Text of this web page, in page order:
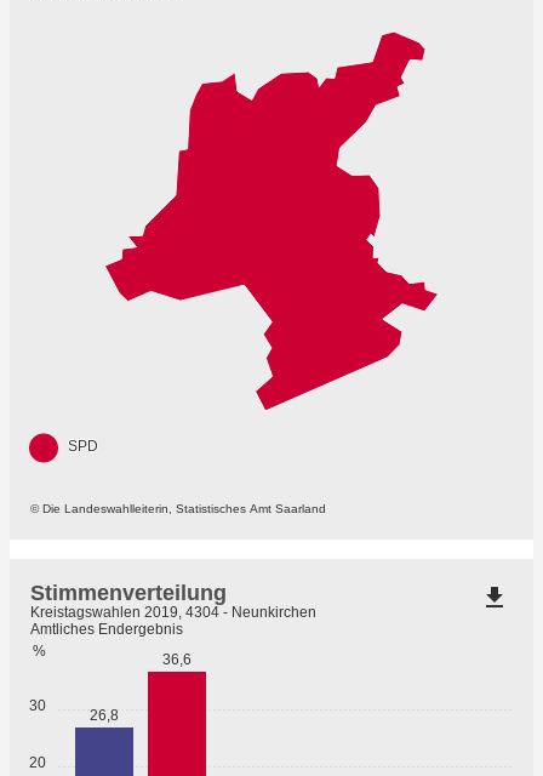
© Die Landeswahlleiterin, Statistisches Amt Saarland
SPD
20
30
%
26,8
36,6
Stimmenverteilung
Kreistagswahlen 2019, 4304 - Neunkirchen
Amtliches Endergebnis
file_download